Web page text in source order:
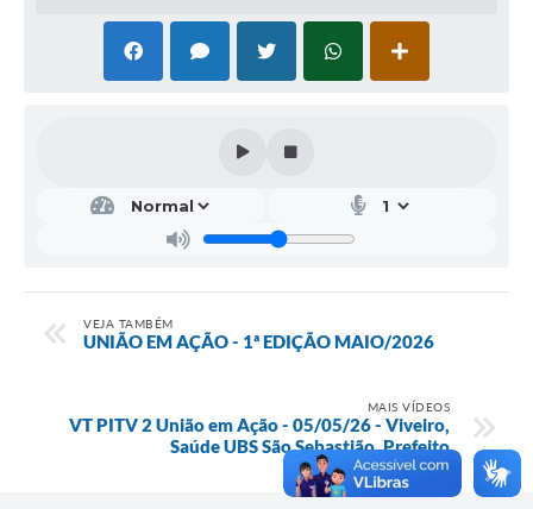
VEJA TAMBÉM
UNIÃO EM AÇÃO - 1ª EDIÇÃO MAIO/2026
MAIS VÍDEOS
VT PITV 2 União em Ação - 05/05/26 - Viveiro,
Saúde UBS São Sebastião, Prefeito